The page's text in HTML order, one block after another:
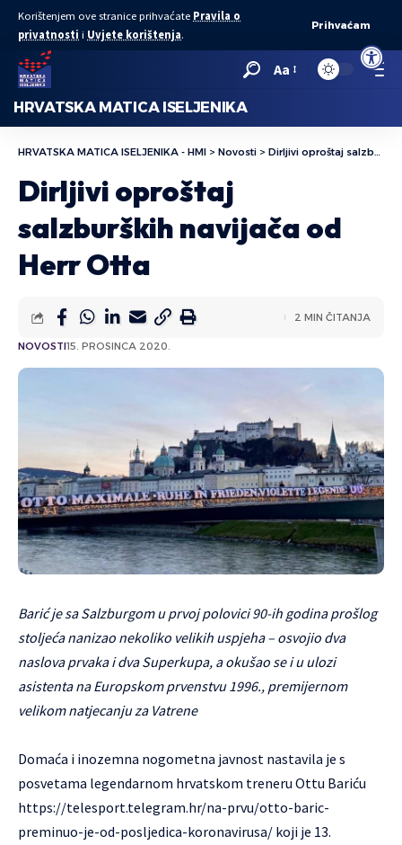
Open
Korištenjem ove stranice prihvaćate Pravila o
privatnosti i Uvjete korištenja.
Prihvaćam
Aa
HRVATSKA MATICA ISELJENIKA
HRVATSKA MATICA ISELJENIKA - HMI > Novosti > Dirljivi oproštaj salzburških navijača od Herr Otta
Dirljivi oproštaj
salzburških navijača od
Herr Otta
NOVOSTI15. PROSINCA 2020.
2 MIN ČITANJA
Barić je sa Salzburgom u prvoj polovici 90-ih godina prošlog
stoljeća nanizao nekoliko velikih uspjeha – osvojio dva
naslova prvaka i dva Superkupa, a okušao se i u ulozi
asistenta na Europskom prvenstvu 1996., premijernom
velikom natjecanju za Vatrene
Domaća i inozemna nogometna javnost nastavila je s
posvetama legendarnom hrvatskom treneru Ottu Bariću
https://telesport.telegram.hr/na-prvu/otto-baric-
preminuo-je-od-posljedica-koronavirusa/ koji je 13.